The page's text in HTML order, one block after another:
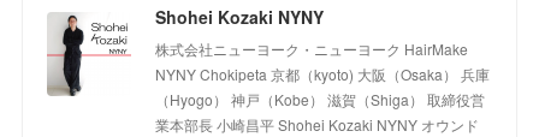
Shohei Kozaki NYNY
株式会社ニューヨーク・ニューヨーク HairMake
NYNY Chokipeta 京都（kyoto) 大阪（Osaka） 兵庫
（Hyogo） 神戸（Kobe） 滋賀（Shiga） 取締役営
業本部長 小崎昌平 Shohei Kozaki NYNY オウンド